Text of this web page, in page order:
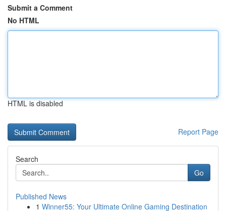
Submit a Comment
No HTML
HTML is disabled
Report Page
Search
Go
Published News
1 Winner55: Your Ultimate Online Gaming Destination